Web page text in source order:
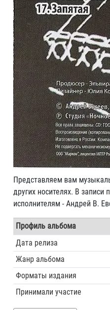
Представляем вам
других носителях. В
исполнителям - Андрей В.
Профиль альбома
Дата релиза
Жанр альбома
Форматы издания
Принимали участие